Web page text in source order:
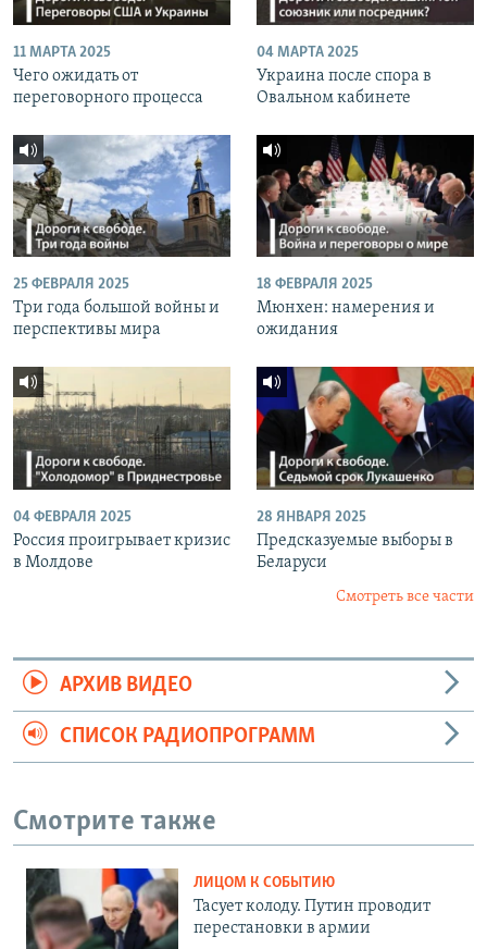
11 МАРТА 2025
Чего ожидать от
переговорного процесса
04 МАРТА 2025
Украина после спора в
Овальном кабинете
25 ФЕВРАЛЯ 2025
Три года большой войны и
перспективы мира
18 ФЕВРАЛЯ 2025
Мюнхен: намерения и
ожидания
04 ФЕВРАЛЯ 2025
Россия проигрывает кризис
в Молдове
28 ЯНВАРЯ 2025
Предсказуемые выборы в
Беларуси
Смотреть все части
АРХИВ ВИДЕО
СПИСОК РАДИОПРОГРАММ
Смотрите также
ЛИЦОМ К СОБЫТИЮ
Тасует колоду. Путин проводит
перестановки в армии